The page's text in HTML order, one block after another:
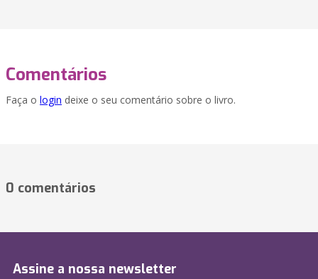
Comentários
Faça o login deixe o seu comentário sobre o livro.
0 comentários
Assine a nossa newsletter